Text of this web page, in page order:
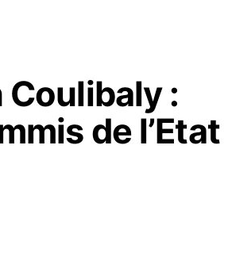
Coulibaly :
de l’Etat